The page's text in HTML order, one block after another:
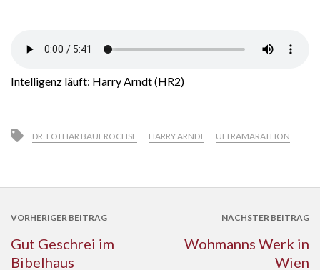
Intelligenz läuft: Harry Arndt (HR2)
DR. LOTHAR BAUEROCHSE HARRY ARNDT ULTRAMARATHON
VORHERIGER BEITRAG
Gut Geschrei im
Bibelhaus
NÄCHSTER BEITRAG
Wohmanns Werk in
Wien